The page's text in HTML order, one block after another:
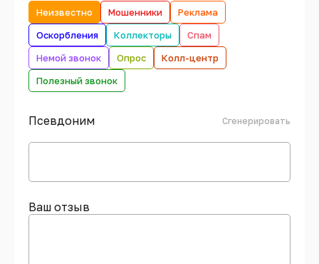
Неизвестно Мошенники
Реклама
Оскорбления
Коллекторы
Спам
Немой звонок
Опрос
Колл-центр
Полезный звонок
Псевдоним Сгенерировать
Ваш отзыв